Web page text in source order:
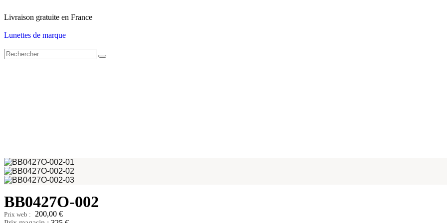
Livraison gratuite en France
Lunettes de marque
BB0427O-002
200,00 €